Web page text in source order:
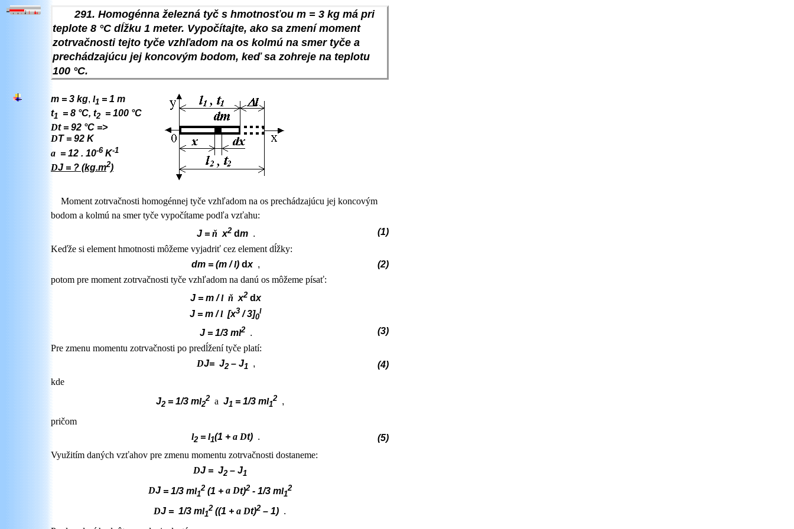
291. Homogénna železná tyč s hmotnosťou m = 3 kg má pri
teplote 8 °C dĺžku 1 meter. Vypočítajte, ako sa zmení moment
zotrvačnosti tejto tyče vzhľadom na os kolmú na smer tyče a
prechádzajúcu jej koncovým bodom, keď sa zohreje na teplotu
100 °C.
m = 3 kg, l1 = 1 m
t1 = 8 °C, t2 = 100 °C
Dt = 92 °C =>
DT = 92 K
a = 12 . 10-6 K-1
DJ = ? (kg.m2)
Moment zotrvačnosti homogénnej tyče vzhľadom na os prechádzajúcu jej koncovým
bodom a kolmú na smer tyče vypočítame podľa vzťahu:
J = ň x2 dm .
(1)
Keďže si element hmotnosti môžeme vyjadriť cez element dĺžky:
dm = (m /l) dx,
(2)
potom pre moment zotrvačnosti tyče vzhľadom na danú os môžeme písať:
J = m /l ň x2 dx
J = m /l[x3 / 3]0
l
J= 1/3 ml2.
(3)
Pre zmenu momentu zotrvačnosti po predĺžení tyče platí:
DJ= J2– J1 ,
(4)
kde
J2= 1/3 ml2
2 a J1 = 1/3 ml1
2,
pričom
l2 = l1(1 + a Dt) .
(5)
Využitím daných vzťahov pre zmenu momentu zotrvačnosti dostaneme:
DJ= J2– J1
DJ= 1/3 ml1
2 (1 + a Dt)2- 1/3 ml1
2
DJ = 1/3 ml1
2 ((1 + a Dt)2 – 1) .